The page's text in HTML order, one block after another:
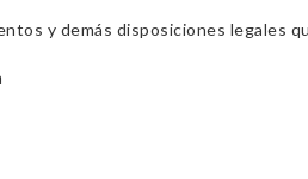
y demás disposiciones legales